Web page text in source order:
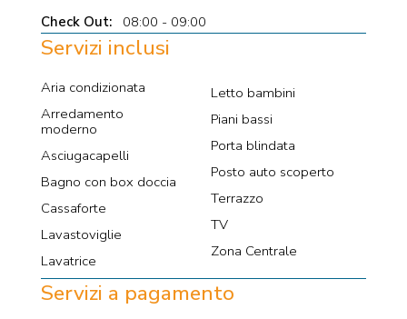
Check Out:
08:00 - 09:00
Servizi inclusi
Aria condizionata
Arredamento
moderno
Asciugacapelli
Bagno con box doccia
Cassaforte
Lavastoviglie
Lavatrice
Letto bambini
Piani bassi
Porta blindata
Posto auto scoperto
Terrazzo
TV
Zona Centrale
Servizi a pagamento